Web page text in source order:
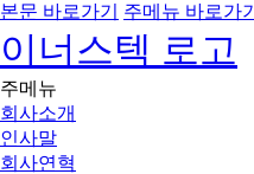
본문 바로가기 주메뉴 바로가기
이너스텍 로고
주메뉴
회사소개
인사말
회사연혁